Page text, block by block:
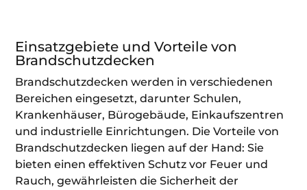
Einsatzgebiete und Vorteile von
Brandschutzdecken
Brandschutzdecken werden in verschiedenen
Bereichen eingesetzt, darunter Schulen,
Krankenhäuser, Bürogebäude, Einkaufszentren
und industrielle Einrichtungen. Die Vorteile von
Brandschutzdecken liegen auf der Hand: Sie
bieten einen effektiven Schutz vor Feuer und
Rauch, gewährleisten die Sicherheit der